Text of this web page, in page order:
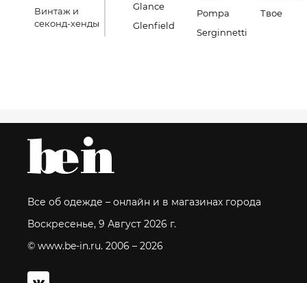
Винтаж и
секонд-хенды
Glance
Glenfield
Pompa
Serginnetti
Твое
Все об одежде – онлайн и в магазинах города
Воскресенье, 9 Август 2026 г.
© www.be-in.ru. 2006 – 2026